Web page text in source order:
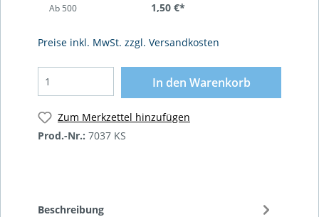
Ab 500 1,50 €*
Preise inkl. MwSt. zzgl. Versandkosten
In den Warenkorb
Zum Merkzettel hinzufügen
Prod.-Nr.: 7037 KS
Beschreibung